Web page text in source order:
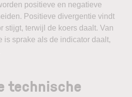
positieve en negatieve
Positieve divergentie vindt
stijgt, terwijl de koers daalt. Van
is sprake als de indicator daalt,
technische